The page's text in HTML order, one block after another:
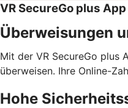
VR SecureGo plus App
Überweisungen
Mit der VR SecureGo plus
überweisen. Ihre Online-
Hohe